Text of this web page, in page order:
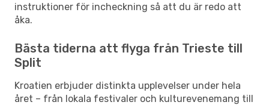
instruktioner för incheckning så att du är redo att
åka.
Bästa tiderna att flyga från Trieste till
Split
Kroatien erbjuder distinkta upplevelser under hela
året – från lokala festivaler och kulturevenemang till